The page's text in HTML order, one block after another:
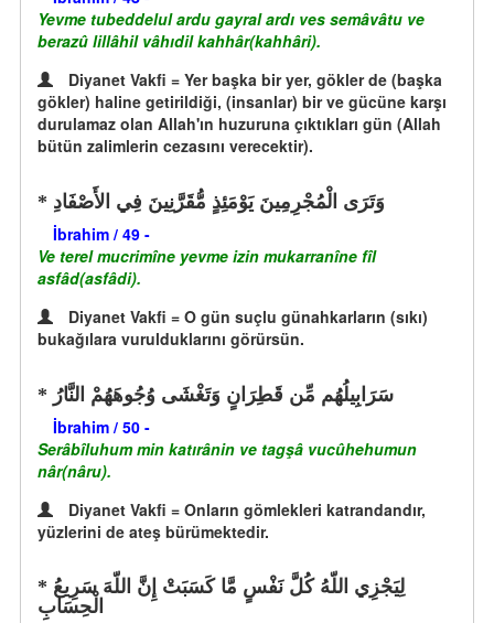
Yevme tubeddelul ardu gayral ardı ves semâvâtu ve
berazû lillâhil vâhıdil kahhâr(kahhâri).
Diyanet Vakfi = Yer başka bir yer, gökler de (başka
gökler) haline getirildiği, (insanlar) bir ve gücüne karşı
durulamaz olan Allah'ın huzuruna çıktıkları gün (Allah
bütün zalimlerin cezasını verecektir).
وَتَرَى الْمُجْرِمِينَ يَوْمَئِذٍ مُّقَرَّنِينَ فِي الأَصْفَادِ
İbrahim / 49 -
Ve terel mucrimîne yevme izin mukarranîne fîl
asfâd(asfâdi).
Diyanet Vakfi = O gün suçlu günahkarların (sıkı)
bukağılara vurulduklarını görürsün.
سَرَابِيلُهُم مِّن قَطِرَانٍ وَتَغْشَى وُجُوهَهُمْ النَّارُ
İbrahim / 50 -
Serâbîluhum min katırânin ve tagşâ vucûhehumun
nâr(nâru).
Diyanet Vakfi = Onların gömlekleri katrandandır,
yüzlerini de ateş bürümektedir.
الْحِسَابِ